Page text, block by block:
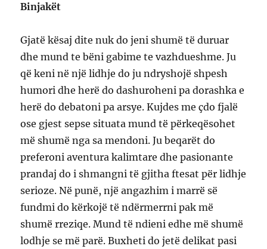
Binjakët
Gjatë kësaj dite nuk do jeni shumë të duruar
dhe mund te bëni gabime te vazhdueshme. Ju
që keni në një lidhje do ju ndryshojë shpesh
humori dhe herë do dashuroheni pa dorashka e
herë do debatoni pa arsye. Kujdes me çdo fjalë
ose gjest sepse situata mund të përkeqësohet
më shumë nga sa mendoni. Ju beqarët do
preferoni aventura kalimtare dhe pasionante
prandaj do i shmangni të gjitha ftesat për lidhje
serioze. Në punë, një angazhim i marrë së
fundmi do kërkojë të ndërmerrni pak më
shumë rreziqe. Mund të ndieni edhe më shumë
lodhje se më parë. Buxheti do jetë delikat pasi